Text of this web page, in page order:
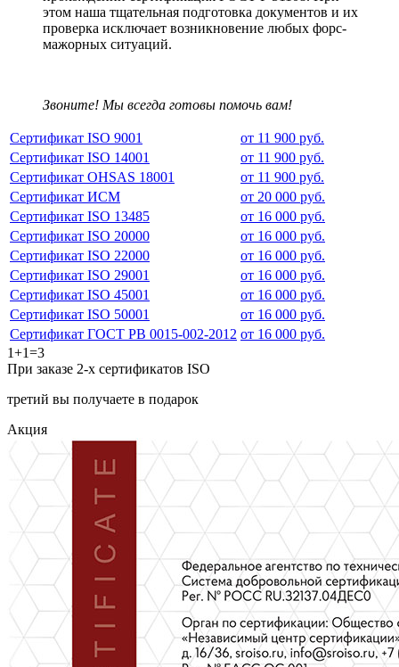
этом наша тщательная подготовка документов и их
проверка исключает возникновение любых форс-
мажорных ситуаций.
Звоните! Мы всегда готовы помочь вам!
Сертификат ISO 9001
от 11 900 руб.
Сертификат ISO 14001
от 11 900 руб.
Сертификат OHSAS 18001
от 11 900 руб.
Сертификат ИСМ
от 20 000 руб.
Сертификат ISO 13485
от 16 000 руб.
Сертификат ISO 20000
от 16 000 руб.
Сертификат ISO 22000
от 16 000 руб.
Сертификат ISO 29001
от 16 000 руб.
Сертификат ISO 45001
от 16 000 руб.
Сертификат ISO 50001
от 16 000 руб.
Сертификат ГОСТ РВ 0015-002-2012 от 16 000 руб.
1+1=3
При заказе 2-х сертификатов ISO
третий вы получаете в подарок
Акция